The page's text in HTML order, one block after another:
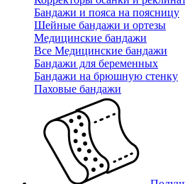
Бандажи и пояса на поясницу
Шейные бандажи и ортезы
Медицинские бандажи
Все Медицинские бандажи
Бандажи для беременных
Бандажи на брюшную стенку
Паховые бандажи